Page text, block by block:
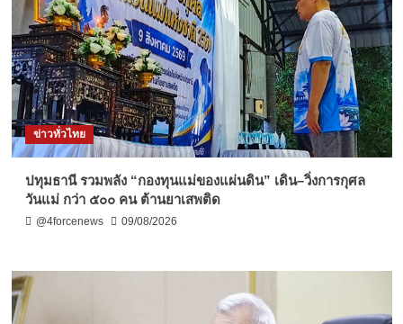
ข่าวทั่วไทย
ปทุมธานี รวมพลัง “กองทุนแม่ของแผ่นดิน” เดิน–วิ่งการกุศล
วันแม่ กว่า ๕๐๐ คน ต้านยาเสพติด
@4forcenews 09/08/2026